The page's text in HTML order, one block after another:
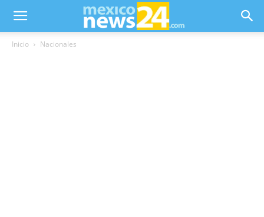
Inicio Nacionales